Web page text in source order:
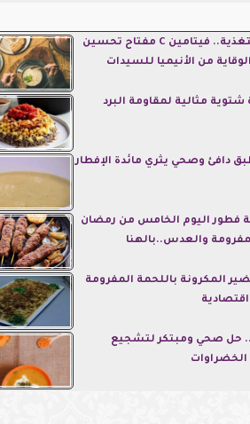
المعهد القومي للتغذية.. فيتامين C مفتاح تحسين
من الأنيميا للسيدات
مثالية لمقاومة البرد
دافئ وصحي يثري مائدة الإفطار
فطور اليوم الخامس من رمضان
والعدس..بالهنا
المكرونة باللحمة المفرومة
حل صحي ومبتكر لتشجيع
الخضراوات